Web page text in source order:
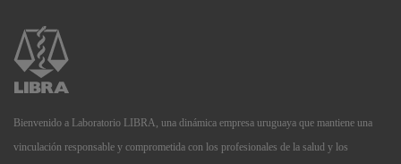
Bienvenido a Laboratorio LIBRA, una dinámica empresa uruguaya que mantiene una
vinculación responsable y comprometida con los profesionales de la salud y los